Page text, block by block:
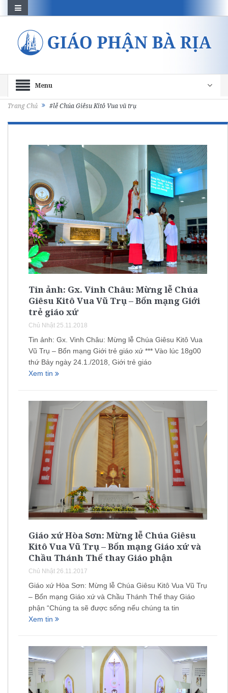
Menu
Trang Chủ #lễ Chúa Giêsu Kitô Vua vũ trụ
Tin ảnh: Gx. Vinh Châu: Mừng lễ Chúa
Giêsu Kitô Vua Vũ Trụ – Bổn mạng Giới
trẻ giáo xứ
Chủ Nhật 25.11.2018
Tin ảnh: Gx. Vinh Châu: Mừng lễ Chúa Giêsu Kitô Vua
Vũ Trụ – Bổn mạng Giới trẻ giáo xứ *** Vào lúc 18g00
thứ Bảy ngày 24.1./2018, Giới trẻ giáo
Xem tin
Giáo xứ Hòa Sơn: Mừng lễ Chúa Giêsu
Kitô Vua Vũ Trụ – Bổn mạng Giáo xứ và
Chầu Thánh Thể thay Giáo phận
Chủ Nhật 26.11.2017
Giáo xứ Hòa Sơn: Mừng lễ Chúa Giêsu Kitô Vua Vũ Trụ
– Bổn mạng Giáo xứ và Chầu Thánh Thể thay Giáo
phận “Chúng ta sẽ được sống nếu chúng ta tin
Xem tin